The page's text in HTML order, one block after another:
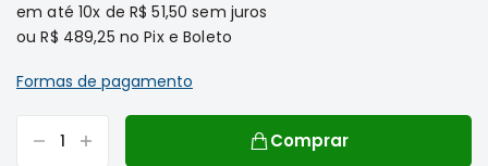
Suspensão
Correias
Filtros
Transmissão
em até 10x de R$ 51,50 sem juros
ouR$ 489,25 no Pix e Boleto
Formas de pagamento
Comprar